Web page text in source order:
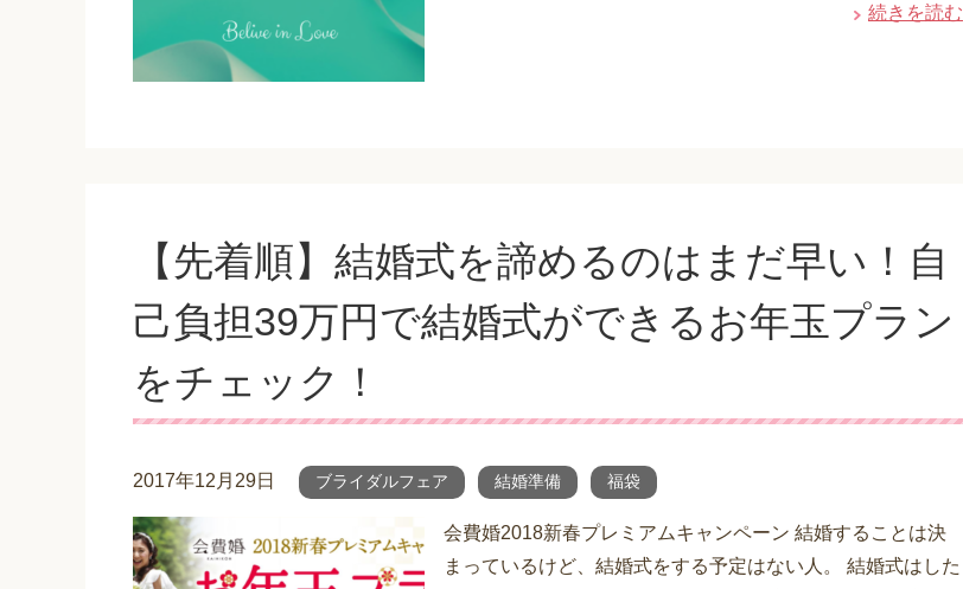
続きを読む
【先着順】結婚式を諦めるのはまだ早い！自
己負担39万円で結婚式ができるお年玉プラン
をチェック！
2017年12月29日 ブライダルフェア 結婚準備 福袋
会費婚2018新春プレミアムキャンペーン 結婚することは決
まっているけど、結婚式をする予定はない人。 結婚式はした